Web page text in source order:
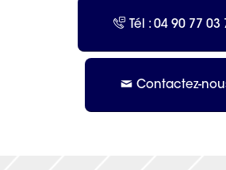
Tél : 04 90 77 03
Contactez-